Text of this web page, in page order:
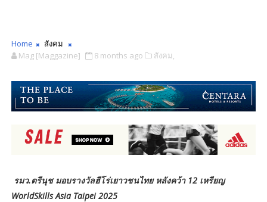
Home
สังคม
Mag [Maggazine]
8 months ago สังคม,
รมว.ตรีนุช มอบรางวัลฮีโร่เยาวชนไทย หลังคว้า 12 เหรียญ
WorldSkills Asia Taipei 2025